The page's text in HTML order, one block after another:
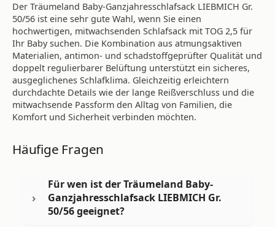
Der Träumeland Baby-Ganzjahresschlafsack LIEBMICH Gr.
50/56 ist eine sehr gute Wahl, wenn Sie einen
hochwertigen, mitwachsenden Schlafsack mit TOG 2,5 für
Ihr Baby suchen. Die Kombination aus atmungsaktiven
Materialien, antimon- und schadstoffgeprüfter Qualität und
doppelt regulierbarer Belüftung unterstützt ein sicheres,
ausgeglichenes Schlafklima. Gleichzeitig erleichtern
durchdachte Details wie der lange Reißverschluss und die
mitwachsende Passform den Alltag von Familien, die
Komfort und Sicherheit verbinden möchten.
Häufige Fragen
Für wen ist der Träumeland Baby-
Ganzjahresschlafsack LIEBMICH Gr.
50/56 geeignet?